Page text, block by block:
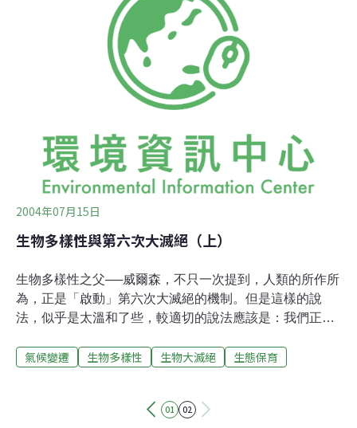
上。工業革命後，人類發明了機器，獵捕工具也更為精
良；為了居住，土地一大片一大片地開發；為了取得木材
搭屋或做為燃料，森林一整片地開墾；為了取得更多的土
地，湖泊整個被填平。生物的獵捕與取用，不再只是為了
生存，而是人們飯後的餘興節目。工業革命產生了許許多
多的機器，開發的腳步也跟著加快。以前伐木要一斧一斧
可以砍10棵。以前整土整地，要一鏟一鏟地挖，現在只需
要柴油加挖土機，1個月可以鏟平1座山。
2004年07月15日
生物多樣性與第六次大滅絕（上）
生物多樣性之父──威爾森，不只一次提到，人類的所作所
為，正是「啟動」第六次大滅絕的機制。但是這樣的說
法，似乎是太溫和了些，較適切的說法應該是：我們正在
（The Day after Tomorrow）」中的情節，正可以來比較
後進入冰河時期，呼籲各國領袖加強管制對自然的破壞，
氣候變遷 生物多樣性 生物大滅絕 生態保育
01 02